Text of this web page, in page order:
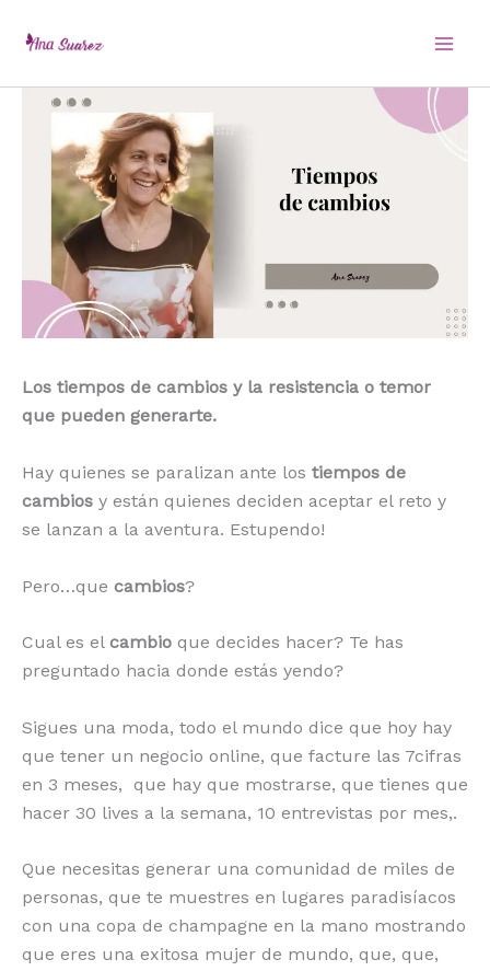
Los tiempos de cambios y la resistencia o temor
que pueden generarte.
Hay quienes se paralizan ante los tiempos de
cambios y están quienes deciden aceptar el reto y
se lanzan a la aventura. Estupendo!
Pero…que cambios?
Cual es el cambio que decides hacer? Te has
preguntado hacia donde estás yendo?
Sigues una moda, todo el mundo dice que hoy hay
que tener un negocio online, que facture las 7cifras
en 3 meses, que hay que mostrarse, que tienes que
hacer 30 lives a la semana, 10 entrevistas por mes,.
Que necesitas generar una comunidad de miles de
personas, que te muestres en lugares paradisíacos
con una copa de champagne en la mano mostrando
que eres una exitosa mujer de mundo, que, que,